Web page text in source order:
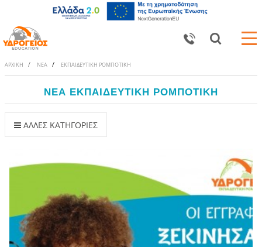
ΑΡΧΙΚΗ ΝΕΑ ΕΚΠΑΙΔΕΥΤΙΚΗ ΡΟΜΠΟΤΙΚΗ
ΝΕΑ ΕΚΠΑΙΔΕΥΤΙΚΗ ΡΟΜΠΟΤΙΚΗ
ΑΛΛΕΣ ΚΑΤΗΓΟΡΙΕΣ